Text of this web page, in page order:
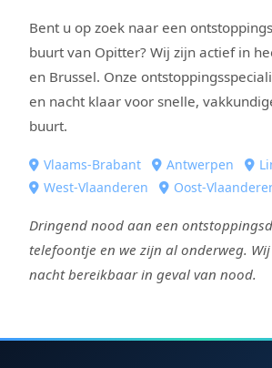
Bent u op zoek naar een
buurt van Opitter? Wij zijn actief in
en Brussel. Onze
en nacht klaar voor snelle,
buurt.
Vlaams-Brabant Antwerpen
West-Vlaanderen
Oost-
Dringend nood aan een
telefoontje en we zijn al onderweg.
nacht bereikbaar in geval van nood.